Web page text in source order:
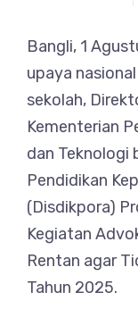
Bangli, 1
upaya
sekolah,
Kementerian
dan Teknologi
Pendidikan
(Disdikpora)
Kegiatan
Rentan agar
Tahun 2025.